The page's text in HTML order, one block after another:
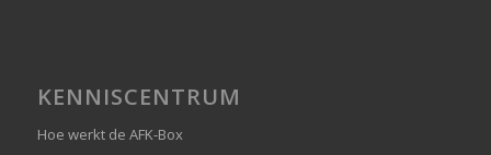
KENNISCENTRUM
Hoe werkt de AFK-Box